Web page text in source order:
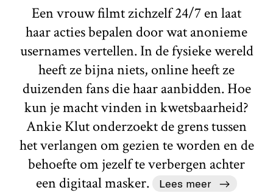
Een vrouw filmt zichzelf 24/7 en laat
haar acties bepalen door wat anonieme
usernames vertellen. In de fysieke wereld
heeft ze bijna niets, online heeft ze
duizenden fans die haar aanbidden. Hoe
kun je macht vinden in kwetsbaarheid?
Ankie Klut onderzoekt de grens tussen
het verlangen om gezien te worden en de
behoefte om jezelf te verbergen achter
een digitaal masker.
Lees meer